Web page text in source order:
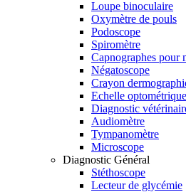
Loupe binoculaire
Oxymètre de pouls
Podoscope
Spiromètre
Capnographes pour
Négatoscope
Crayon
Echelle optométrique
Diagnostic
Audiomètre
Tympanomètre
Microscope
Diagnostic Général
Stéthoscope
Lecteur de glycémie